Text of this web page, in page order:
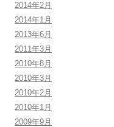
2014年2月
2014年1月
2013年6月
2011年3月
2010年8月
2010年3月
2010年2月
2010年1月
2009年9月